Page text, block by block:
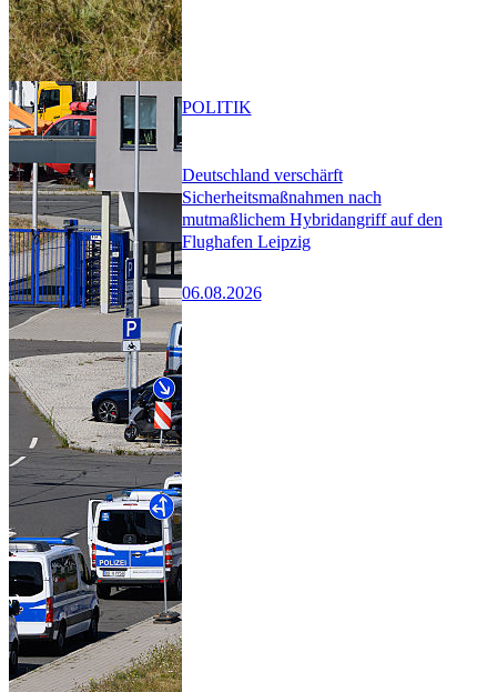
Deutschland verschärft
Sicherheitsmaßnahmen nach
mutmaßlichem Hybridangriff auf den
Flughafen Leipzig
06.08.2026
POLITIK